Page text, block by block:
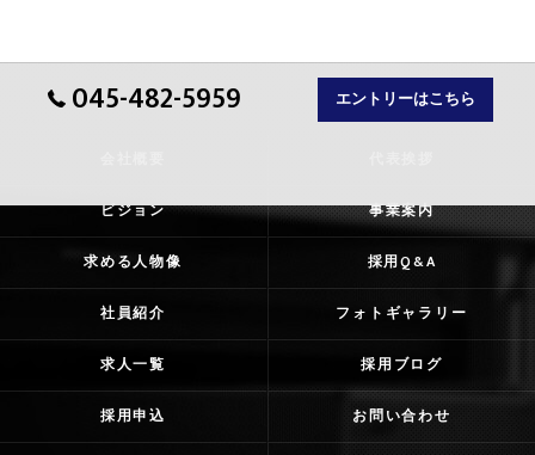
045-482-5959 エントリーはこちら
ビジョン 事業案内
求める人物像 採用Q&A
社員紹介 フォトギャラリー
求人一覧 採用ブログ
採用申込 お問い合わせ